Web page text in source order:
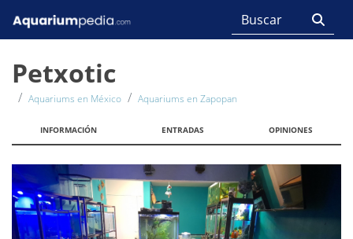
Petxotic
Aquariums en México Aquariums en Zapopan
INFORMACIÓN ENTRADAS OPINIONES